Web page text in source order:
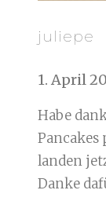
juliepe
1. April
Habe
Pancakes
landen
Danke